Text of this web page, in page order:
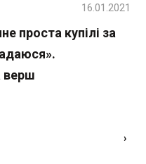
проста купілі за
верш
16.01.2021
›